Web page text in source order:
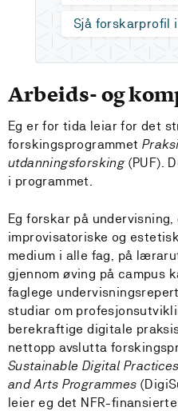
Sjå forskarprofil i
Arbeids- og
Eg er for tida leiar for det
forskingsprogrammet
utdanningsforsking(PUF).
i programmet.
Eg forskar på
improvisatoriske og
medium i alle fag, på
gjennom øving på campus
faglege
studiar om
berekraftige digitale
nettopp avslutta
Sustainable Digital
and Arts Programmes
leier eg det NFR-